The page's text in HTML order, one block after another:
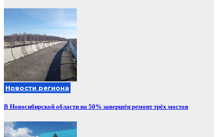
Новости региона
В Новосибирской области на 50% завершён ремонт трёх мостов